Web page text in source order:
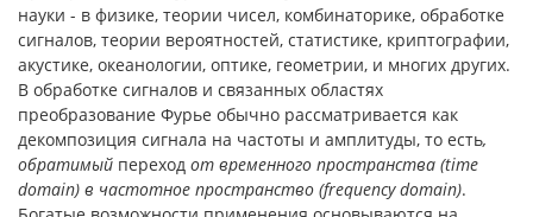
науки - в физике, теории чисел, комбинаторике, обработке
сигналов, теории вероятностей, статистике, криптографии,
акустике, океанологии, оптике, геометрии, и многих других.
В обработке сигналов и связанных областях
преобразование Фурье обычно рассматривается как
декомпозиция сигнала на частоты и амплитуды, то есть,
обратимый переход от временного пространства (time
domain) в частотное пространство (frequency domain).